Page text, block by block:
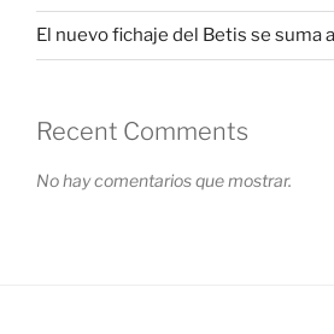
El nuevo fichaje del Betis se suma
Recent Comments
No hay comentarios que mostrar.